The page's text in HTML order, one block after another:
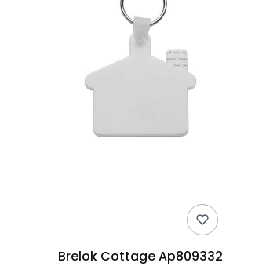
Brelok Cottage Ap809332